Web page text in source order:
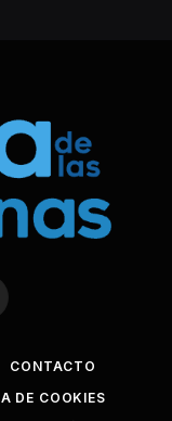
CONTACTO
DE COOKIES